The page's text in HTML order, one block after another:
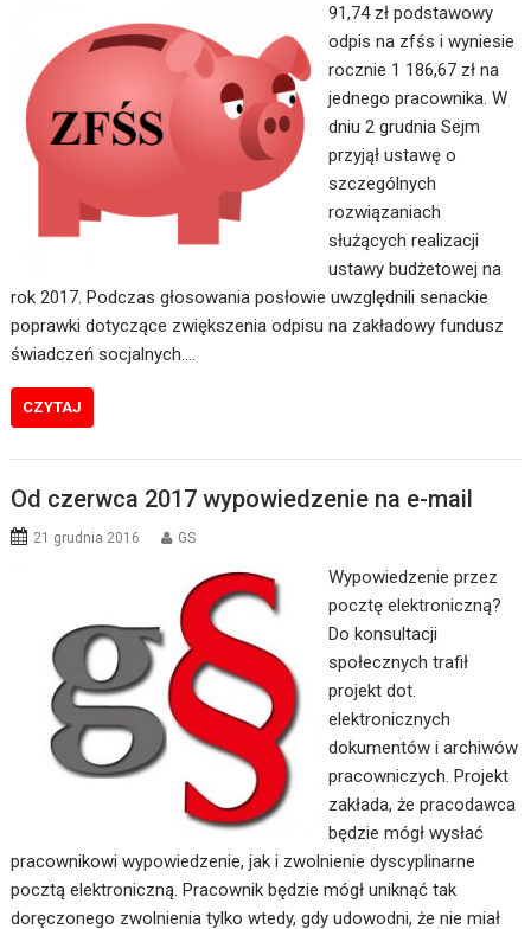
91,74 zł podstawowy
odpis na zfśs i wyniesie
rocznie 1 186,67 zł na
jednego pracownika. W
dniu 2 grudnia Sejm
przyjął ustawę o
szczególnych
rozwiązaniach
służących realizacji
ustawy budżetowej na
rok 2017. Podczas głosowania posłowie uwzględnili senackie
poprawki dotyczące zwiększenia odpisu na zakładowy fundusz
świadczeń socjalnych.…
CZYTAJ
Od czerwca 2017 wypowiedzenie na e-mail
21 grudnia 2016 GS
Wypowiedzenie przez
pocztę elektroniczną?
Do konsultacji
społecznych trafił
projekt dot.
elektronicznych
dokumentów i archiwów
pracowniczych. Projekt
zakłada, że pracodawca
będzie mógł wysłać
pracownikowi wypowiedzenie, jak i zwolnienie dyscyplinarne
pocztą elektroniczną. Pracownik będzie mógł uniknąć tak
doręczonego zwolnienia tylko wtedy, gdy udowodni, że nie miał